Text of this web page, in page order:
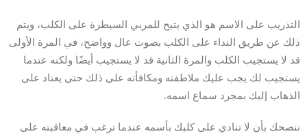
التدريب على الاسم هو الذي يتيح للمربي السيطرة على الكلب، ويتم
ذلك عن طريق النداء على الكلب بصوت عال وواضح، في المرة الأولى
قد لا يستجيب الكلب والمرة الثانية قد لا يستجيب أيضًا ولكنه عندما
يستجيب لك يجب عليك ملاطفته ومكافأته على ذلك حتى يعتاد على
الذهاب إليك بمجرد سماع اسمه.
ننصحك بأن لا تنادي على كلبك بأسمه عندما ترغب في معاقبته على